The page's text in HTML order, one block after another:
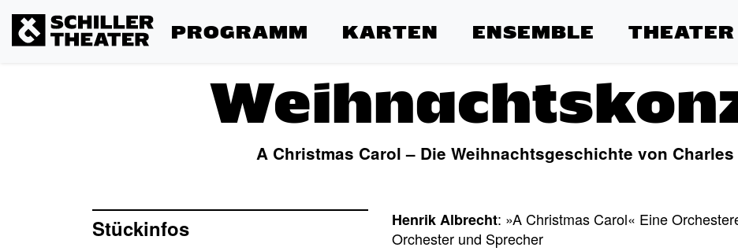
PROGRAMM KARTEN ENSEMBLE THEATER
A Christmas Carol – Die Weihnachtsgeschichte von
Henrik Albrecht: »A Christmas Carol« Eine
Orchester und Sprecher
Stückinfos